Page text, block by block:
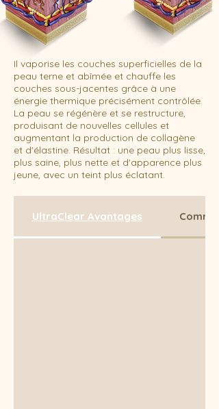
décennies d'expérience et des avancées
en matière de lasers esthétiques pour
redéfinir les traitements de précision.
Il vaporise les couches superficielles de la
peau terne et abîmée et chauffe les
couches sous-jacentes grâce à une
énergie thermique précisément contrôlée.
La peau se régénère et se restructure,
produisant de nouvelles cellules et
augmentant la production de collagène
et d'élastine. Résultat : une peau plus lisse,
plus saine, plus nette et d'apparence plus
jeune, avec un teint plus éclatant.
UltraClear Avantages